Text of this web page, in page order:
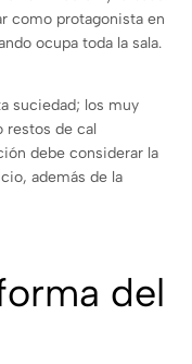
como protagonista en
ocupa toda la sala.
suciedad; los muy
restos de cal
debe considerar la
además de la
del